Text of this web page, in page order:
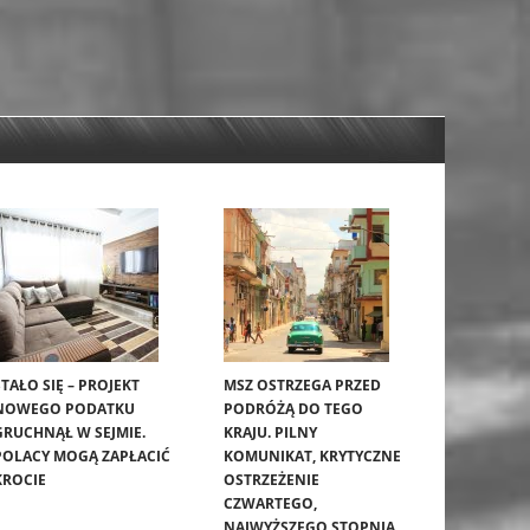
SIĘ – PROJEKT
PODATKU
W SEJMIE.
MOGĄ ZAPŁACIĆ
MSZ OSTRZEGA PRZED
PODRÓŻĄ DO TEGO
KRAJU. PILNY
KOMUNIKAT, KRYTYCZNE
OSTRZEŻENIE
CZWARTEGO,